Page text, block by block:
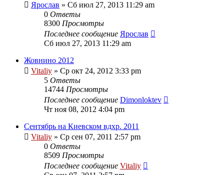
Ярослав » Сб июл 27, 2013 11:29 am
0 Ответы
8300 Просмотры
Последнее сообщение Ярослав
Сб июл 27, 2013 11:29 am
Жовнино 2012
Vitaliy » Ср окт 24, 2012 3:33 pm
5 Ответы
14744 Просмотры
Последнее сообщение Dimonloktev
Чт ноя 08, 2012 4:04 pm
Сентябрь на Киевском вдхр. 2011
Vitaliy » Ср сен 07, 2011 2:57 pm
0 Ответы
8509 Просмотры
Последнее сообщение Vitaliy